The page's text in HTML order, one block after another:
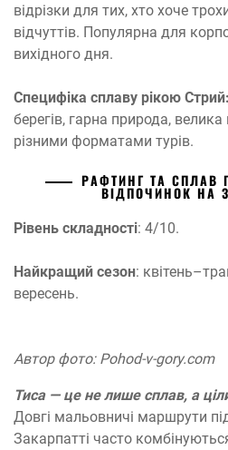
відрізки для тих, хто хоче
відчуттів. Популярна для
вихідного дня.
Специфіка сплаву рікою Стрий:
берегів, гарна природа, велика
різними форматами турів.
РАФТИНГ ТА СПЛАВ
ВІДПОЧИНОК НА
Рівень складності: 4/10.
Найкращий сезон:
вересень.
Автор фото: Pohod-v-gory.com
Тиса — це не лише сплав, а
Довгі мальовничі маршрути
Закарпатті часто